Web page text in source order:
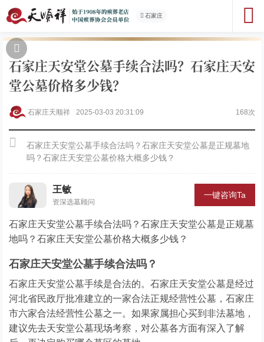
石家庄
石家庄天安堂公墓手续合法吗？石家庄天安
堂公墓价格多少钱？
石家庄天顺祥 2025-03-03 20:31:09 168次
石家庄天安堂公墓手续合法吗？石家庄天安堂公墓是正规墓地
吗？石家庄天安堂公墓价格大概多少钱？
王敏
资深选墓顾问
一键咨询Ta
石家庄天安堂公墓手续合法吗？石家庄天安堂公墓是正规墓
地吗？石家庄天安堂公墓价格大概多少钱？
石家庄天安堂公墓手续合法吗？
石家庄天安堂公墓手续是合法的。石家庄天安堂公墓是经过
河北省民政厅批准建立的一家合法正规经营性公墓，石家庄
市六家合法经营性公墓之一。如果家属担心买到非法墓地，
建议先去天安堂公墓现场考察，对公墓各方面有深入了解